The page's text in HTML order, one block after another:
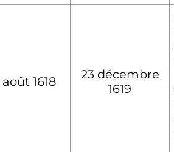
1618
23 décembre
1619